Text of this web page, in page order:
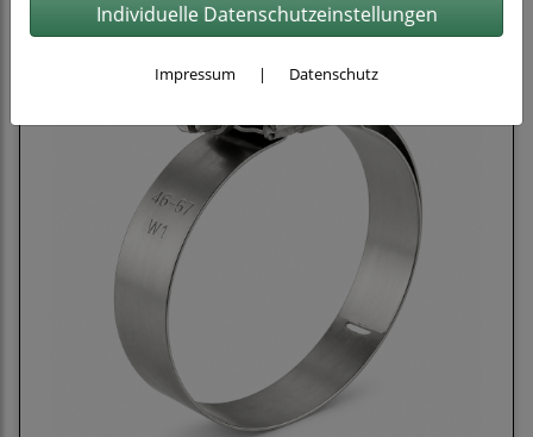
Individuelle Datenschutzeinstellungen
Impressum | Datenschutz